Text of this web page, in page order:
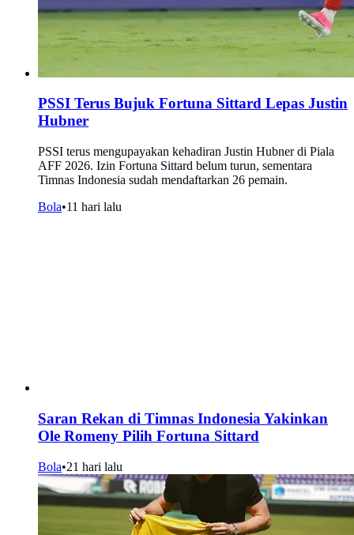
PSSI Terus Bujuk Fortuna Sittard Lepas Justin
Hubner
PSSI terus mengupayakan kehadiran Justin Hubner di Piala
AFF 2026. Izin Fortuna Sittard belum turun, sementara
Timnas Indonesia sudah mendaftarkan 26 pemain.
Bola•11 hari lalu
Saran Rekan di Timnas Indonesia Yakinkan
Ole Romeny Pilih Fortuna Sittard
Bola•21 hari lalu